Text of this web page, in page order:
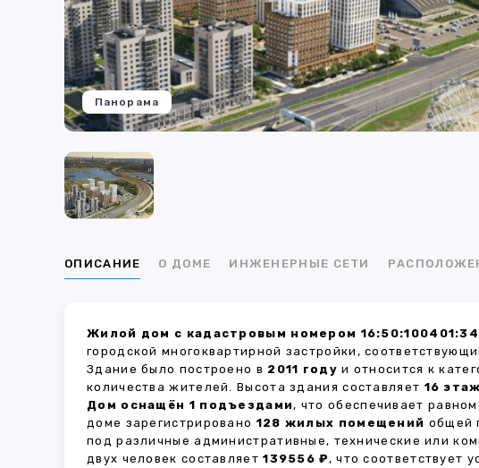
Панорама
ОПИСАНИЕ О ДОМЕ ИНЖЕНЕРНЫЕ СЕТИ
Жилой дом с кадастровым номером
городской многоквартирной застройки,
Здание было построено в 2011 году и относится к
количества жителей. Высота здания составляет 16
Дом оснащён 1 подъездами, что обеспечивает
доме зарегистрировано 128 жилых помещений общей
под различные административные, технические или
двух человек составляет139556 ₽, что соответствует